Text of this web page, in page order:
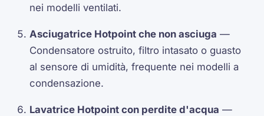
nei modelli ventilati.
Asciugatrice Hotpoint che non asciuga —
Condensatore ostruito, filtro intasato o guasto
al sensore di umidità, frequente nei modelli a
condensazione.
Lavatrice Hotpoint con perdite d'acqua —